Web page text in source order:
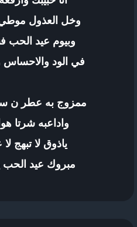
وخل العذول
وبيوم عيد الحب
في الود
ممزوج به عطر ن
واداعبه شرتا
ياذوق لا تبهج
مبروك عيد